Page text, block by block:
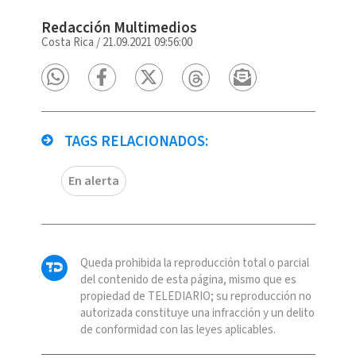
Redacción Multimedios
Costa Rica /21.09.2021 09:56:00
TAGS RELACIONADOS:
En alerta
Queda prohibida la reproducción total o parcial
del contenido de esta página, mismo que es
propiedad de TELEDIARIO; su reproducción no
autorizada constituye una infracción y un delito
de conformidad con las leyes aplicables.